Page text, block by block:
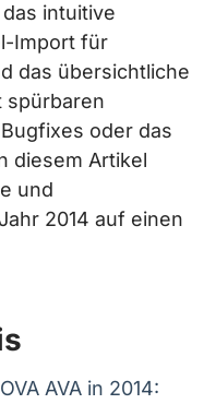
intuitive
Import für
das übersichtliche
spürbaren
oder das
diesem Artikel
und
2014 auf einen
AVA in 2014: